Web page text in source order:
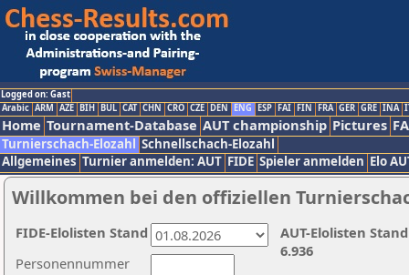
Logged on: Gast
Arabic ARM AZE BIH BUL CAT CHN CRO CZE DEN ENG ESP FAI FIN FRA GER GRE INA
Home Tournament-Database AUT championship Pictures
Turnierschach-Elozahl Schnellschach-Elozahl
Allgemeines Turnier anmelden: AUT FIDE Spieler anmelden Elo
Willkommen bei den offiziellen
Personennummer
AUT-Elolisten
6.936
FIDE-Elolisten Stand